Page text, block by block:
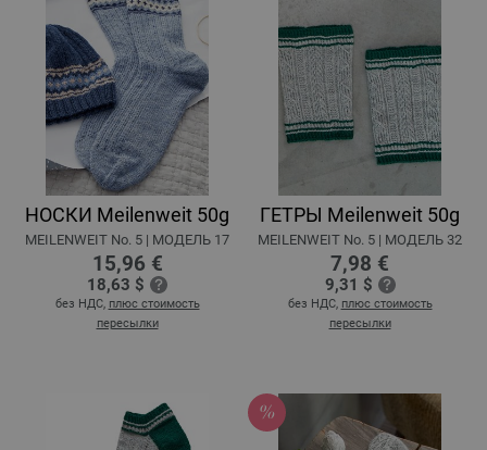
НОСКИ Meilenweit 50g
MEILENWEIT No. 5 | MOДЕЛЬ 17
15,96 €
18,63 $
без НДС, плюс стоимость
пересылки
ГЕТРЫ Meilenweit 50g
MEILENWEIT No. 5 | MOДЕЛЬ 32
7,98 €
9,31 $
без НДС, плюс стоимость
пересылки